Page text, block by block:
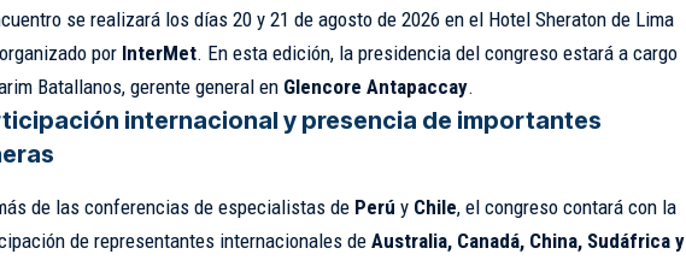
se realizará los días 20 y 21 de agosto de 2026 en el Hotel Sheraton de Lima
por InterMet. En esta edición, la presidencia del congreso estará a cargo
Batallanos, gerente general en Glencore Antapaccay.
internacional y presencia de importantes
de las conferencias de especialistas de Perú y Chile, el congreso contará con la
de representantes internacionales de Australia, Canadá, China, Sudáfrica y